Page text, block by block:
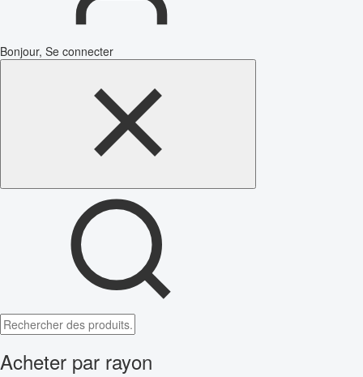
Bonjour, Se connecter
Acheter par rayon